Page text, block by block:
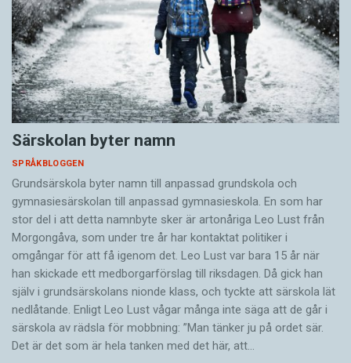
Särskolan byter namn
SPRÅKBLOGGEN
Grundsärskola byter namn till anpassad grundskola och
gymnasiesärskolan till anpassad gymnasieskola. En som har
stor del i att detta namnbyte sker är artonåriga Leo Lust från
Morgongåva, som under tre år har kontaktat politiker i
omgångar för att få igenom det. Leo Lust var bara 15 år när
han skickade ett medborgarförslag till riksdagen. Då gick han
själv i grundsärskolans nionde klass, och tyckte att särskola lät
nedlåtande. Enligt Leo Lust vågar många inte säga att de går i
särskola av rädsla för mobbning: ”Man tänker ju på ordet sär.
Det är det som är hela tanken med det här, att…